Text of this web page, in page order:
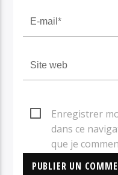
Enregistrer
dans ce
que je